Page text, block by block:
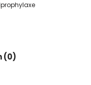
(0)